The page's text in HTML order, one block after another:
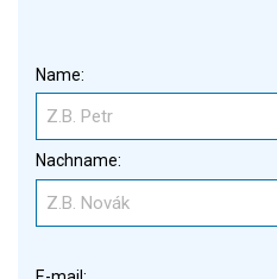
Name:
Nachname: